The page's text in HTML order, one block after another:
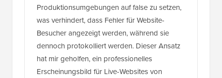
Produktionsumgebungen auf false zu setzen,
was verhindert, dass Fehler für Website-
Besucher angezeigt werden, während sie
dennoch protokolliert werden. Dieser Ansatz
hat mir geholfen, ein professionelles
Erscheinungsbild für Live-Websites von